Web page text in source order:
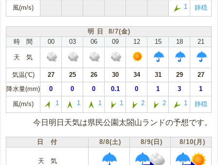
風(m/s) 1 静穏
明 日 8/7(金)
時 間
00 03 06 09 12 15 18 21
天 気
気温(℃) 27 25 26 30 34 31 29
27
降水量(mm)
0 0 0 0.1 0 1 3 1
風(m/s) 1 1 1 1 2 2 1 静穏
今日明日天気は県民公園太閤山ランドの予想です。
日 付 8/8(土) 8/9(日) 8/10(月)
天 気